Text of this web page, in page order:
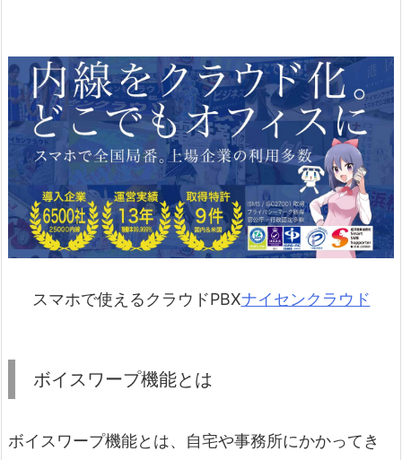
スマホで使えるクラウドPBXナイセンクラウド
ボイスワープ機能とは
ボイスワープ機能とは、自宅や事務所にかかってき